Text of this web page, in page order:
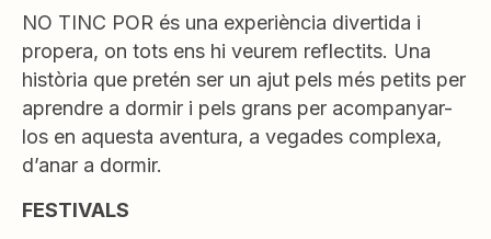
NO TINC POR és una experiència divertida i
propera, on tots ens hi veurem reflectits. Una
història que pretén ser un ajut pels més petits per
aprendre a dormir i pels grans per acompanyar-
los en aquesta aventura, a vegades complexa,
d’anar a dormir.
FESTIVALS